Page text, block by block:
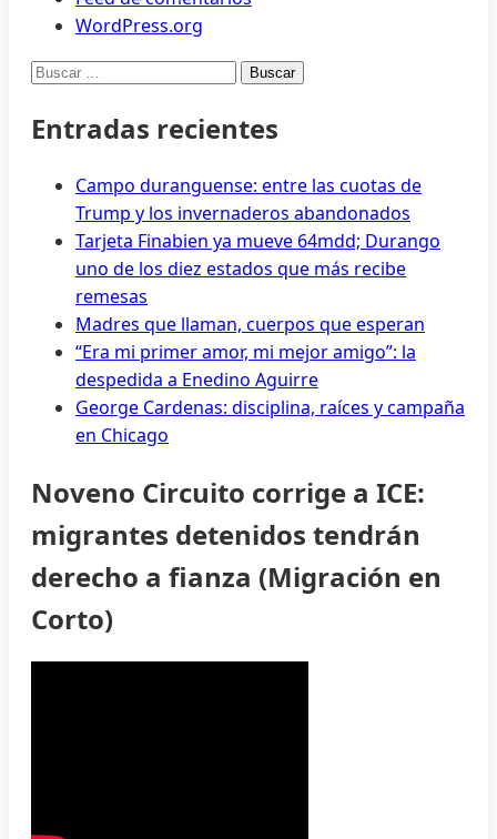
WordPress.org
Buscar:
Entradas recientes
Campo duranguense: entre las cuotas de
Trump y los invernaderos abandonados
Tarjeta Finabien ya mueve 64mdd; Durango
uno de los diez estados que más recibe
remesas
Madres que llaman, cuerpos que esperan
“Era mi primer amor, mi mejor amigo”: la
despedida a Enedino Aguirre
George Cardenas: disciplina, raíces y campaña
en Chicago
Noveno Circuito corrige a ICE:
migrantes detenidos tendrán
derecho a fianza (Migración en
Corto)